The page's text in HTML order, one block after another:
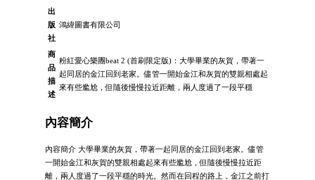
出
版
社
鴻緯圖書有限公司
商
品
描
述
粉紅愛心樂團beat 2 (首刷限定版)：大學畢業的灰賀，帶著一
起同居的金江回到老家。儘管一開始金江和灰賀的雙親相處起
來有些尷尬，但隨後慢慢拉近距離，兩人度過了一段平穩
內容簡介
內容簡介 大學畢業的灰賀，帶著一起同居的金江回到老家。儘管
一開始金江和灰賀的雙親相處起來有些尷尬，但隨後慢慢拉近距
離，兩人度過了一段平穩的時光。然而在回程的路上，金江之前打